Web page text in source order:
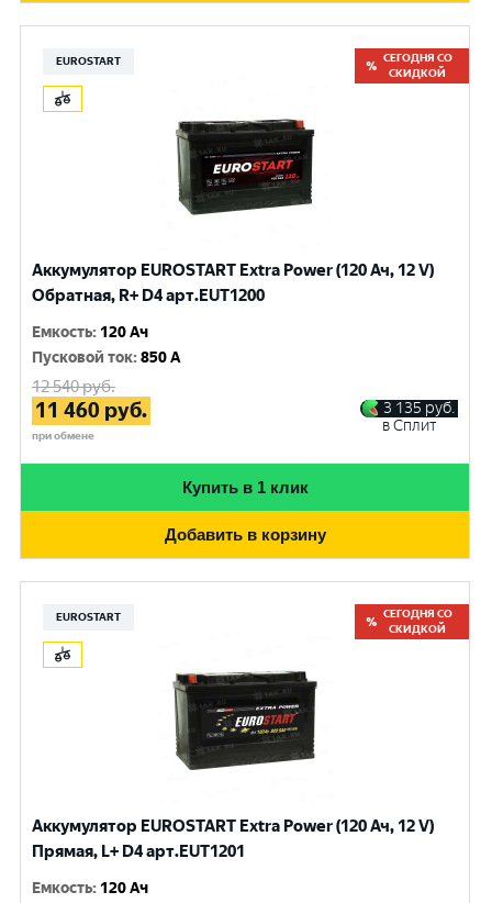
EUROSTART
СЕГОДНЯ СО
СКИДКОЙ
Аккумулятор EUROSTART Extra Power (120 Ач, 12 V)
Обратная, R+ D4 арт.EUT1200
Емкость: 120 Ач
Пусковой ток:850 A
12 540руб.
11 460 руб.
при обмене
3 135 руб.
в Сплит
Купить в 1 клик
Добавить в корзину
EUROSTART
СЕГОДНЯ СО
СКИДКОЙ
Аккумулятор EUROSTART Extra Power (120 Ач, 12 V)
Прямая, L+ D4 арт.EUT1201
Емкость: 120 Ач